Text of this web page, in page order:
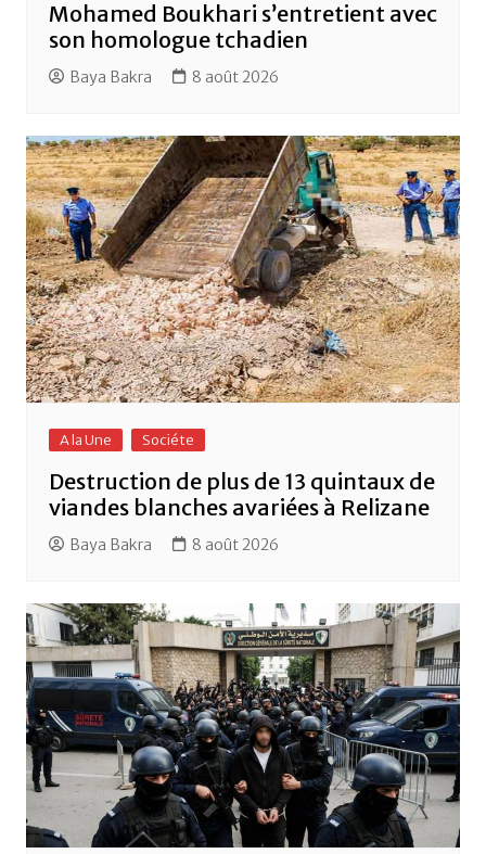
Mohamed Boukhari s’entretient avec
son homologue tchadien
Baya Bakra 8 août 2026
A la Une Sociéte
Destruction de plus de 13 quintaux de
viandes blanches avariées à Relizane
Baya Bakra 8 août 2026